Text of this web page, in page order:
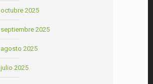
octubre 2025
septiembre 2025
agosto 2025
julio 2025